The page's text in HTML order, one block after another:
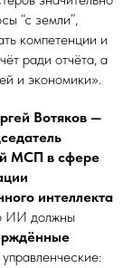
“с земли”,
компетенции и
ради отчёта, а
и экономики».
Вотяков —
МСП в сфере
интеллекта
ИИ должны